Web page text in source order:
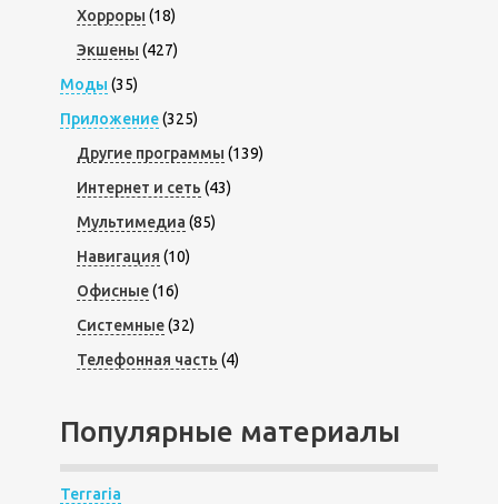
Хорроры (18)
Экшены (427)
Моды (35)
Приложение(325)
Другие программы (139)
Интернет и сеть (43)
Мультимедиа (85)
Навигация (10)
Офисные(16)
Системные(32)
Телефонная часть (4)
Популярные материалы
Terraria